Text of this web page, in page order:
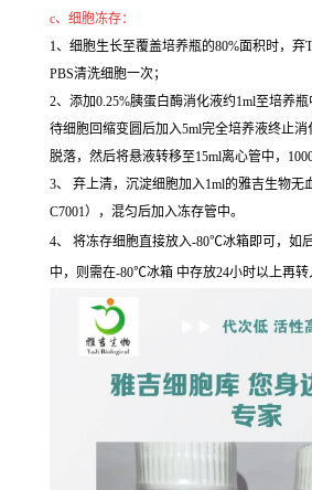
c、细胞冻存：
1、细胞生长至覆盖培养瓶的80%面积时，弃
PBS清洗细胞一次；
2、添加0.25%胰蛋白酶消化液约1ml至培养瓶
待细胞回缩变圆后加入5ml完全培养液终止
脱落，然后将悬液转移至15ml离心管中，
3、 弃上清，沉淀细胞加入1ml的雅吉生物无
C7001），混匀后加入冻存管中。
4、 将冻存细胞直接放入-80℃冰箱即可，如
中，则需在-80℃冰箱 中存放24小时以上再转